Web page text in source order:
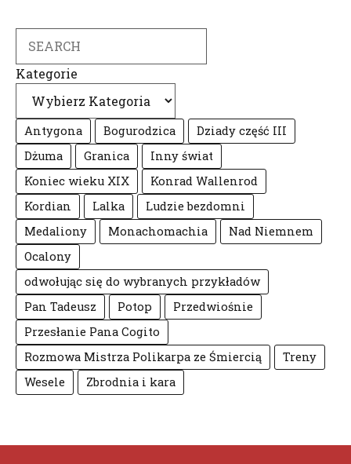
Kategorie
Antygona Bogurodzica
Dziady część III
Dżuma
Granica
Inny świat
Koniec wieku XIX
Konrad Wallenrod
Kordian
Lalka
Ludzie bezdomni
Medaliony
Monachomachia
Nad Niemnem
Ocalony
odwołując się do wybranych przykładów
Pan Tadeusz
Potop
Przedwiośnie
Przesłanie Pana Cogito
Rozmowa Mistrza Polikarpa ze Śmiercią
Treny
Wesele
Zbrodnia i kara